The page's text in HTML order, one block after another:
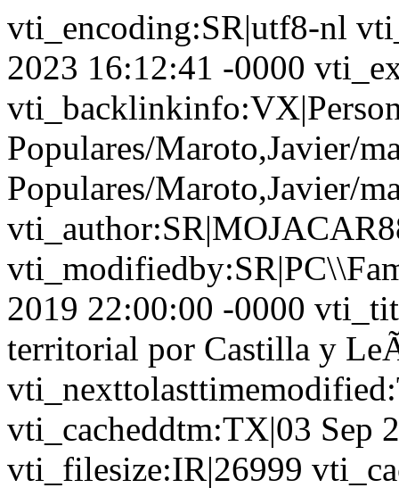
vti_encoding:SR|utf8-nl
2023 16:12:41 -0000
Populares/Maroto,Javier/
Populares/Maroto,Javier/
2019 22:00:00 -0000
territorial por Castilla y
vti_cacheddtm:TX|03 Sep
vti_filesize:IR|26999